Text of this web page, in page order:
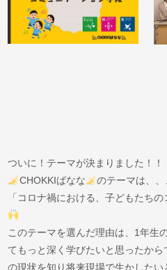
ついに！テーマが決まりました！！
CHOKKIばなな
のテーマは、、
「コロナ禍における、子どもたち
このテーマを選んだ理由は、1年生
てもっと深く学びたいと思ったか
の現状を知り将来現場で生かしたい